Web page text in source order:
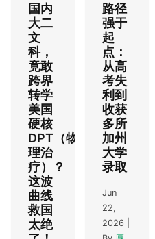
国内
大二
文
科，
竟敢
跨界
转学
美国
硬核
DPT（物
理治
疗）？
这波
曲线
救国
太绝
路径
强于
起
点：
从高
考失
利到
收获
多所
加州
大学
录取
Jun
22,
2026